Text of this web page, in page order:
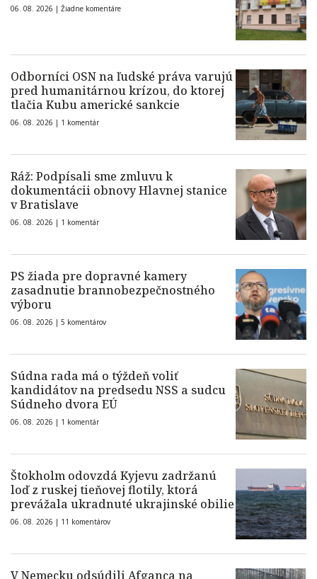
06. 08. 2026 | Žiadne komentáre
Odborníci OSN na ľudské práva varujú
pred humanitárnou krízou, do ktorej
tlačia Kubu americké sankcie
06. 08. 2026 | 1 komentár
Ráž: Podpísali sme zmluvu k
dokumentácii obnovy Hlavnej stanice
v Bratislave
06. 08. 2026 | 1 komentár
PS žiada pre dopravné kamery
zasadnutie brannobezpečnostného
výboru
06. 08. 2026 | 5 komentárov
Súdna rada má o týždeň voliť
kandidátov na predsedu NSS a sudcu
Súdneho dvora EÚ
06. 08. 2026 | 1 komentár
Štokholm odovzdá Kyjevu zadržanú
loď z ruskej tieňovej flotily, ktorá
prevážala ukradnuté ukrajinské obilie
06. 08. 2026 | 11 komentárov
V Nemecku odsúdili Afganca na